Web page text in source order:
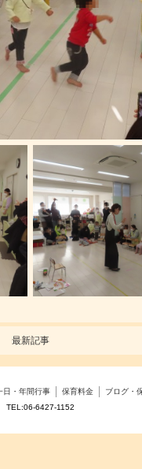
最新記事
日・年間行事 保育料金
ブログ・
6427-1152